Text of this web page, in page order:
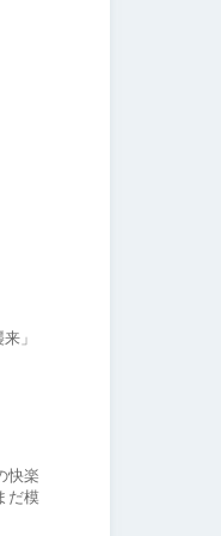
」
快楽
だ模